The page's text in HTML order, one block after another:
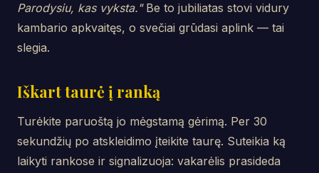
Parodysiu, kas vyksta."Be to jubiliatas stovi vidury
kambario apkvaitęs, o svečiai grūdasi aplink — tai
slegia.
Iškart taurė į ranką
Turėkite paruoštą jo mėgstamą gėrimą. Per 30
sekundžių po atskleidimo įteikite taurę. Suteikia ką
laikyti rankose ir signalizuoja: vakarėlis prasideda